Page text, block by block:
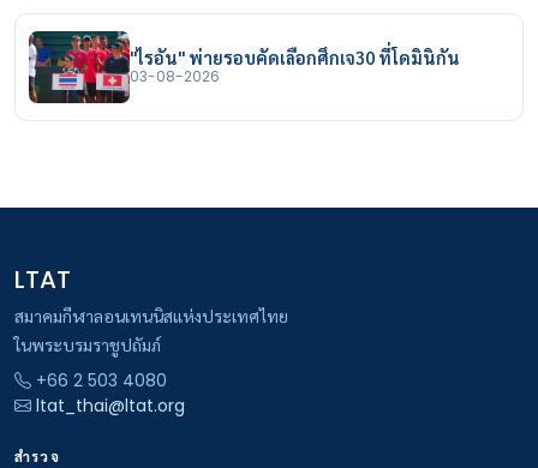
"ไรอัน" พ่ายรอบคัดเลือกศึกเจ30 ที่โดมินิกัน
03-08-2026
LTAT
สมาคมกีฬาลอนเทนนิสแห่งประเทศไทย
ในพระบรมราชูปถัมภ์
+66 2 503 4080
ltat_thai@ltat.org
สำรวจ